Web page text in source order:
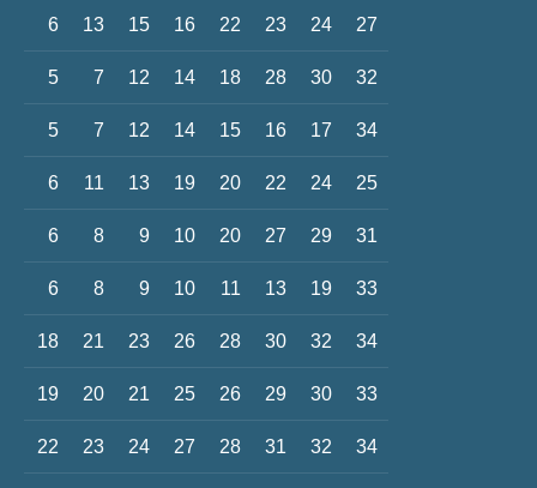
6 13 15 16 22 23 24 27
5 7 12 14 18 28 30 32
5 7 12 14 15 16 17 34
6 11 13 19 20 22 24 25
6 8 9 10 20 27 29 31
6 8 9 10 11 13 19 33
18 21 23 26 28 30 32 34
19 20 21 25 26 29 30 33
22 23 24 27 28 31 32 34